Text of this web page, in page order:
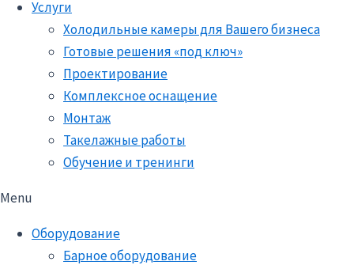
Услуги
Холодильные камеры для Вашего бизнеса
Готовые решения «под ключ»
Проектирование
Комплексное оснащение
Монтаж
Такелажные работы
Обучение и тренинги
Menu
Оборудование
Барное оборудование